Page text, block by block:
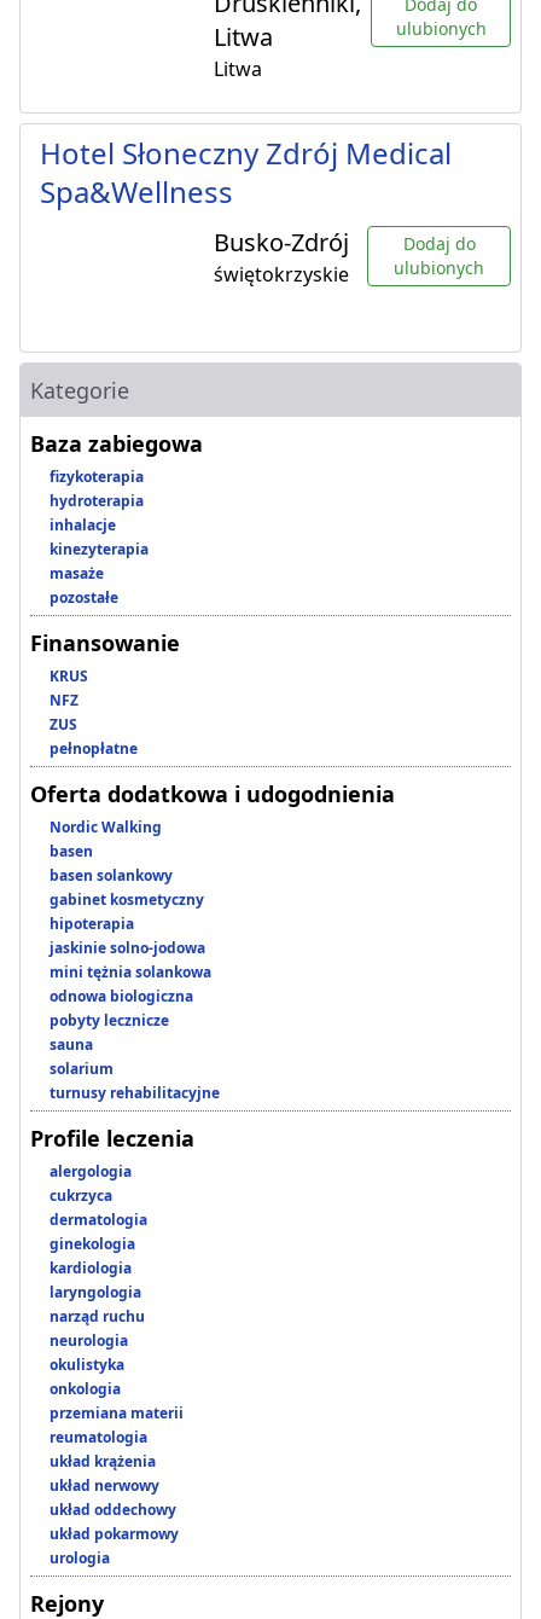
Litwa
Litwa
ulubionych
Hotel Słoneczny Zdrój Medical
Spa&Wellness
Busko-Zdrój
świętokrzyskie
Dodaj do
ulubionych
Kategorie
Baza zabiegowa
fizykoterapia
hydroterapia
inhalacje
kinezyterapia
masaże
pozostałe
Finansowanie
KRUS
NFZ
ZUS
pełnopłatne
Oferta dodatkowa i udogodnienia
Nordic Walking
basen
basen solankowy
gabinet kosmetyczny
hipoterapia
jaskinie solno-jodowa
mini tężnia solankowa
odnowa biologiczna
pobyty lecznicze
sauna
solarium
turnusy rehabilitacyjne
Profile leczenia
alergologia
cukrzyca
dermatologia
ginekologia
kardiologia
laryngologia
narząd ruchu
neurologia
okulistyka
onkologia
przemiana materii
reumatologia
układ krążenia
układ nerwowy
układ oddechowy
układ pokarmowy
urologia
Rejony